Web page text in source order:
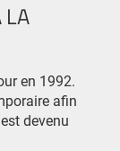
LA
en 1992.
afin
devenu